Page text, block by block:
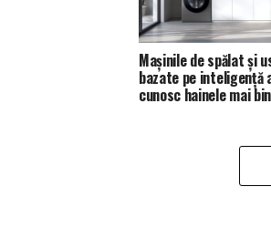
Mașinile de spălat și
bazate pe
cunosc hainele mai